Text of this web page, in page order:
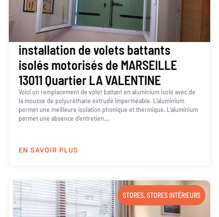
installation de volets battants
isolés motorisés de MARSEILLE
13011 Quartier LA VALENTINE
Voici un remplacement de volet battant en aluminium isolé avec de
la mousse de polyuréthane extrudé imperméable. L’aluminium
permet une meilleure isolation phonique et thermique. L’aluminium
permet une absence d’entretien,...
EN SAVOIR PLUS
STORES,STORES INTÉRIEURS